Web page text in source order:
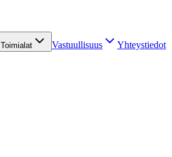
Toimialat Vastuullisuus Yhteystiedot